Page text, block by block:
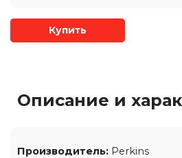
Купить
Описание и
Производитель: Perkins